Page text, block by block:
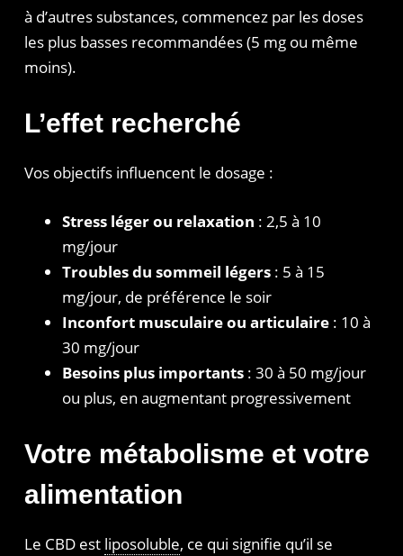
à d’autres substances, commencez par les doses
les plus basses recommandées (5 mg ou même
moins).
L’effet recherché
Vos objectifs influencent le dosage :
Stress léger ou relaxation : 2,5 à 10
mg/jour
Troubles du sommeil légers : 5 à 15
mg/jour, de préférence le soir
Inconfort musculaire ou articulaire : 10 à
30 mg/jour
Besoins plus importants : 30 à 50 mg/jour
ou plus, en augmentant progressivement
Votre métabolisme et votre
alimentation
Le CBD est liposoluble, ce qui signifie qu’il se